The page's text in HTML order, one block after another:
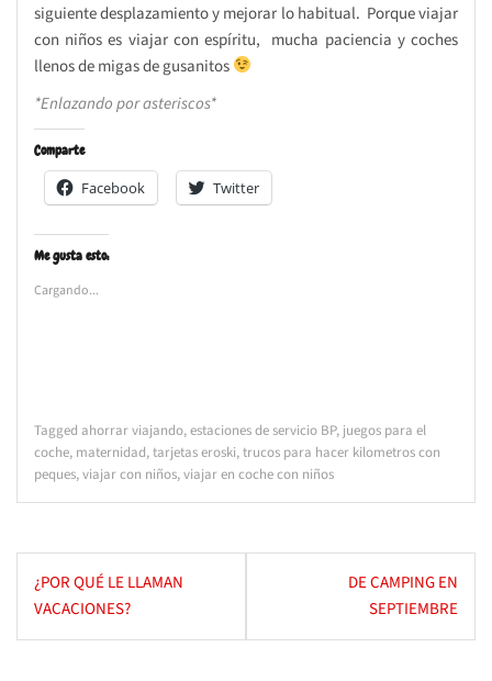
siguiente desplazamiento y mejorar lo habitual. Porque viajar
con niños es viajar con espíritu, mucha paciencia y coches
llenos de migas de gusanitos
*Enlazando por asteriscos*
Comparte
Facebook Twitter
Me gusta esto:
Cargando...
Tagged ahorrar viajando,estaciones de servicio BP, juegos para el
coche, maternidad,tarjetas eroski,trucos para hacer kilometros con
peques,viajar con niños,viajar en coche con niños
Navegación
de
entradas
¿POR QUÉ LE LLAMAN
VACACIONES?
DE CAMPING EN
SEPTIEMBRE